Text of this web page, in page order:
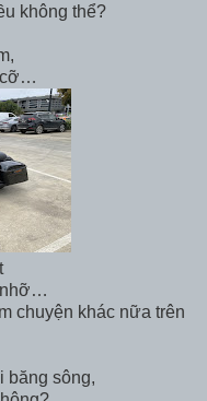
không thể?
cỡ…
nhỡ…
chuyện khác nữa trên
băng sông,